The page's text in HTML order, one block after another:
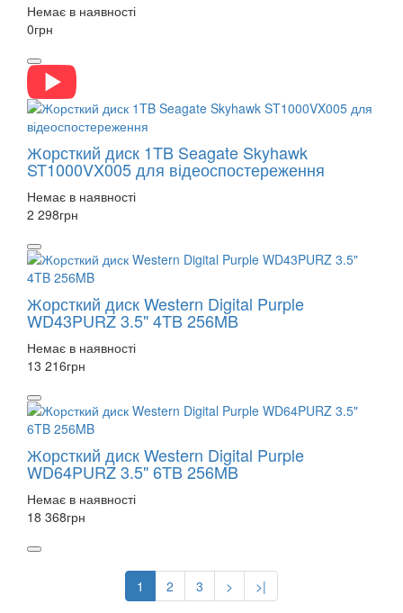
Немає в наявності
0грн
Жорсткий диск 1TB Seagate Skyhawk
ST1000VX005 для відеоспостереження
Немає в наявності
2 298грн
Жорсткий диск Western Digital Purple
WD43PURZ 3.5" 4TB 256MB
Немає в наявності
13 216грн
Жорсткий диск Western Digital Purple
WD64PURZ 3.5" 6TB 256MB
Немає в наявності
18 368грн
1 2 3 > >|